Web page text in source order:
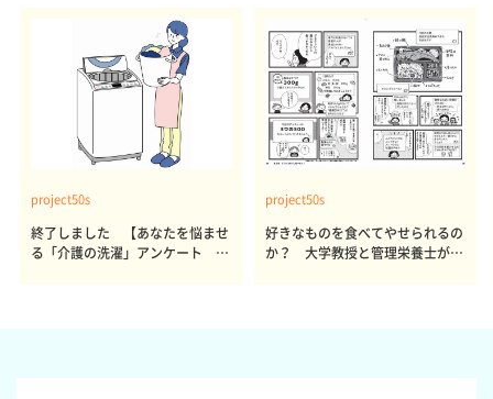
project50s
終了しました 【あなたを悩ませ
る「介護の洗濯」アンケート 体
project50s
好きなものを食べてやせられるの
か？ 大学教授と管理栄養士が出